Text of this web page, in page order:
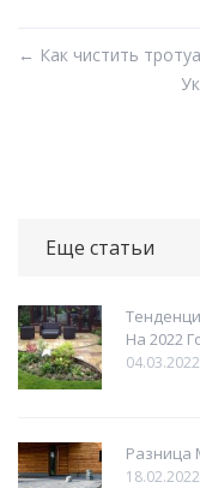
← Как чистить
Еще статьи
На 2022
04.03.2022
Разница
18.02.2022